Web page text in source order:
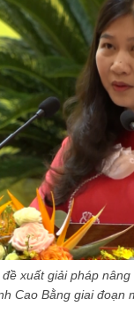
xuất giải pháp
Cao Bằng giai đoạn